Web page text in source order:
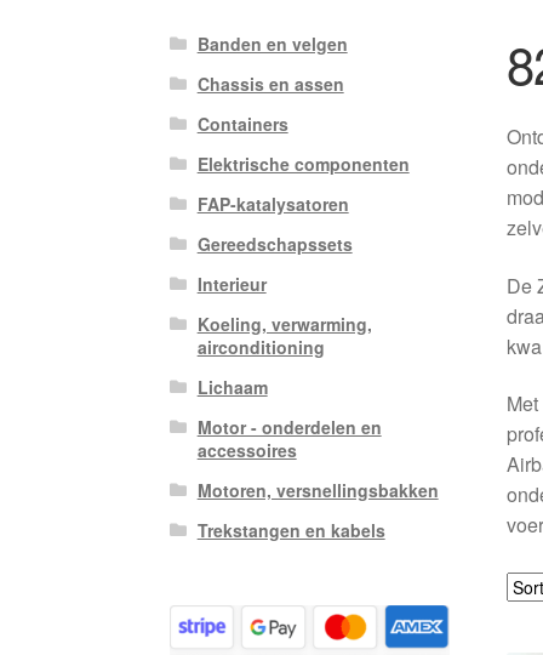
De
Banden en velgen
Chassis en assen
Containers
Elektrische componenten
FAP-katalysatoren
Gereedschapssets
Interieur
Koeling, verwarming,
airconditioning
Lichaam
Motor - onderdelen en
accessoires
Motoren, versnellingsbakken
Trekstangen en kabels